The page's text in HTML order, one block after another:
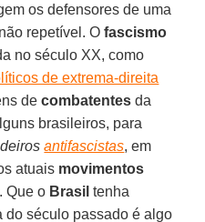
os defensores de uma
repetível. Ofascismo
no século XX, como
de extrema-direita
decombatentes da
brasileiros, para
antifascistas, em
atuais movimentos
Que o Brasil tenha
do século passado é algo